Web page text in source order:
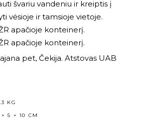
švariu vandeniu ir kreiptis į
vėsioje ir tamsioje vietoje.
apačioje konteinerį.
apačioje konteinerį.
pet, Čekija. Atstovas UAB
KG
× 5 × 10 CM